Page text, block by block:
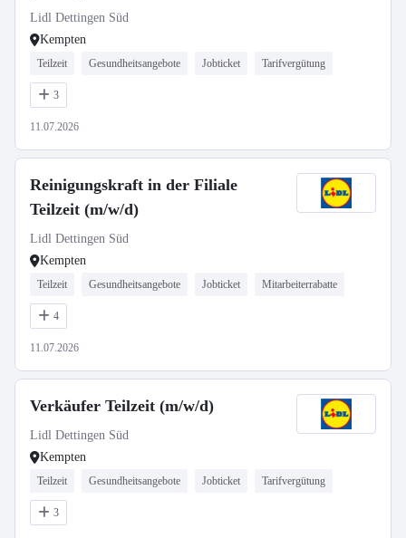
Lidl Dettingen Süd
Kempten
Teilzeit Gesundheitsangebote Jobticket Tarifvergütung
3
11.07.2026
Reinigungskraft in der Filiale
Teilzeit (m/w/d)
Lidl Dettingen Süd
Kempten
Teilzeit Gesundheitsangebote Jobticket Mitarbeiterrabatte
4
11.07.2026
Verkäufer Teilzeit (m/w/d)
Lidl Dettingen Süd
Kempten
Teilzeit Gesundheitsangebote Jobticket Tarifvergütung
3